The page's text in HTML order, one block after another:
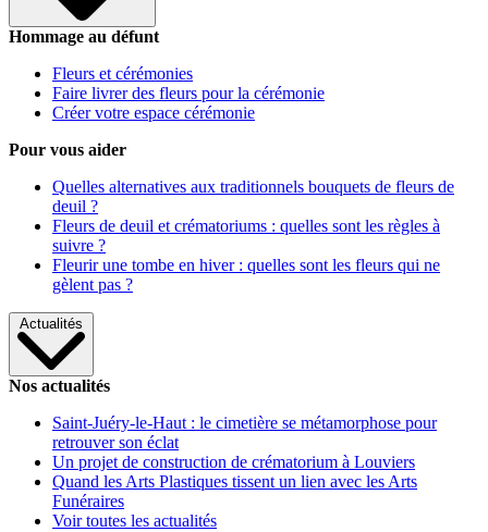
Hommage au défunt
Fleurs et cérémonies
Faire livrer des fleurs pour la cérémonie
Créer votre espace cérémonie
Pour vous aider
Quelles alternatives aux traditionnels bouquets de fleurs de
deuil ?
Fleurs de deuil et crématoriums : quelles sont les règles à
suivre ?
Fleurir une tombe en hiver : quelles sont les fleurs qui ne
gèlent pas ?
Actualités
Nos actualités
Saint-Juéry-le-Haut : le cimetière se métamorphose pour
retrouver son éclat
Un projet de construction de crématorium à Louviers
Quand les Arts Plastiques tissent un lien avec les Arts
Funéraires
Voir toutes les actualités